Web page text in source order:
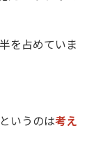
を占めていま
というのは考え